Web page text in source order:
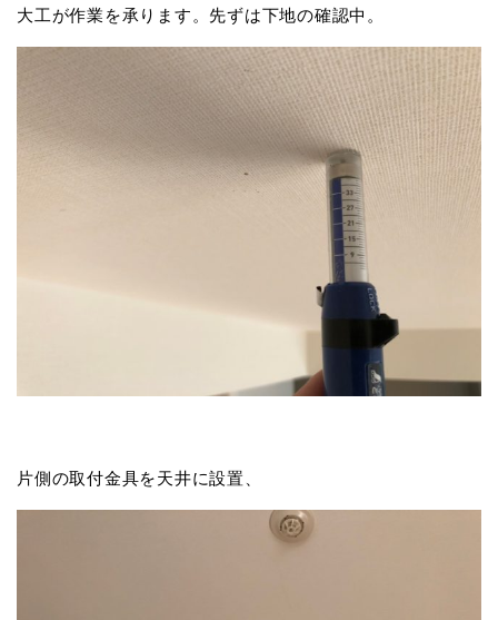
大工が作業を承ります。先ずは下地の確認中。
片側の取付金具を天井に設置、